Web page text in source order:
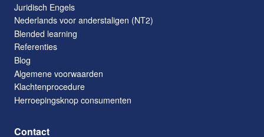
Juridisch Engels
Nederlands voor anderstaligen (NT2)
Blended learning
Referenties
Blog
Algemene voorwaarden
Klachtenprocedure
Herroepingsknop consumenten
Contact